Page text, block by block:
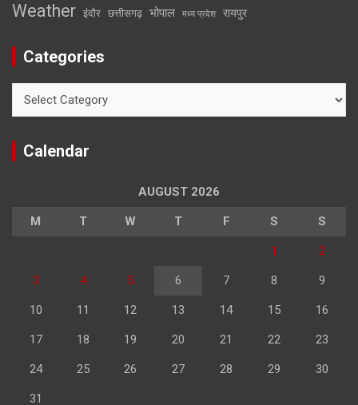
Weather इंदौर छत्तीसगढ़ भोपाल मध्य प्रदेश रायपुर
Categories
Calendar
AUGUST 2026
M T W T F S S
1 2
3 4 5 6 7 8 9
10 11 12 13 14 15 16
17 18 19 20 21 22 23
24 25 26 27 28 29 30
31